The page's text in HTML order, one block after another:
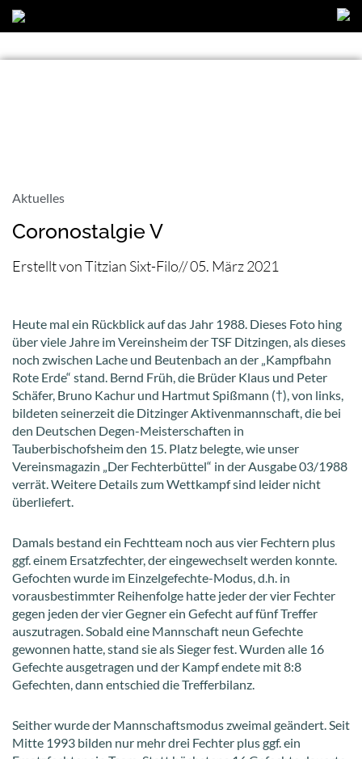
Aktuelles
Coronostalgie V
Erstellt vonTitzian Sixt-Filo//05. März 2021
Heute mal ein Rückblick auf das Jahr 1988. Dieses Foto hing
über viele Jahre im Vereinsheim der TSF Ditzingen, als dieses
noch zwischen Lache und Beutenbach an der „Kampfbahn
Rote Erde“ stand. Bernd Früh, die Brüder Klaus und Peter
Schäfer, Bruno Kachur und Hartmut Spißmann (†), von links,
bildeten seinerzeit die Ditzinger Aktivenmannschaft, die bei
den Deutschen Degen-Meisterschaften in
Tauberbischofsheim den 15. Platz belegte, wie unser
Vereinsmagazin „Der Fechterbüttel“ in der Ausgabe 03/1988
verrät. Weitere Details zum Wettkampf sind leider nicht
überliefert.
Damals bestand ein Fechtteam noch aus vier Fechtern plus
ggf. einem Ersatzfechter, der eingewechselt werden konnte.
Gefochten wurde im Einzelgefechte-Modus, d.h. in
vorausbestimmter Reihenfolge hatte jeder der vier Fechter
gegen jeden der vier Gegner ein Gefecht auf fünf Treffer
auszutragen. Sobald eine Mannschaft neun Gefechte
gewonnen hatte, stand sie als Sieger fest. Wurden alle 16
Gefechte ausgetragen und der Kampf endete mit 8:8
Gefechten, dann entschied die Trefferbilanz.
Seither wurde der Mannschaftsmodus zweimal geändert. Seit
Mitte 1993 bilden nur mehr drei Fechter plus ggf. ein